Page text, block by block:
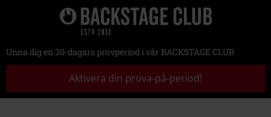
Unna dig en 30-dagars provperiod i vår BACKSTAGE CLUB
Aktivera din prova-på-period!